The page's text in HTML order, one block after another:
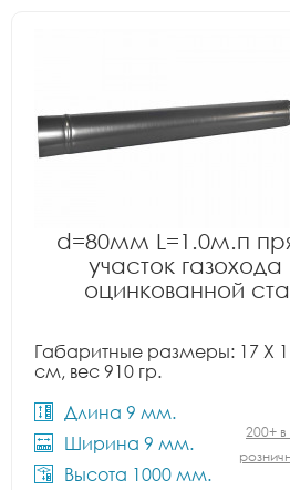
d=80мм L=1.0м.п
участок газохода
оцинкованной
Габаритные размеры: 17 X
см, вес 910 гр.
Длина 9 мм.
Ширина 9 мм.
Высота 1000 мм.
200+